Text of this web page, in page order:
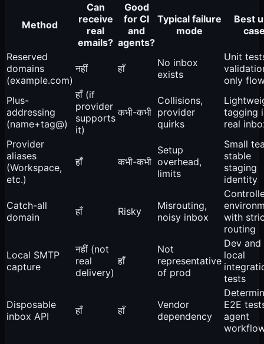
Method
Can
receive
real
emails?
Good
for CI
and
agents?
Typical failure
mode
Best
Reserved
domains
(example.com)
नहीं हाँ
No inbox
exists
Unit
only
Plus-
addressing
(name+tag@)
हाँ (if
provider
supports
it)
कभी-कभी
Collisions,
provider
quirks
tagging
real
Provider
aliases
(Workspace,
etc.)
हाँ कभी-कभी
Setup
overhead,
limits
Small
stable
staging
identity
Catch-all
domain
हाँ Risky
Misrouting,
noisy inbox
with
routing
Local SMTP
capture
नहीं (not
real
delivery)
हाँ
Not
representative
of prod
Dev and
local
tests
Disposable
inbox API
हाँ हाँ
Vendor
dependency
E2E
agent